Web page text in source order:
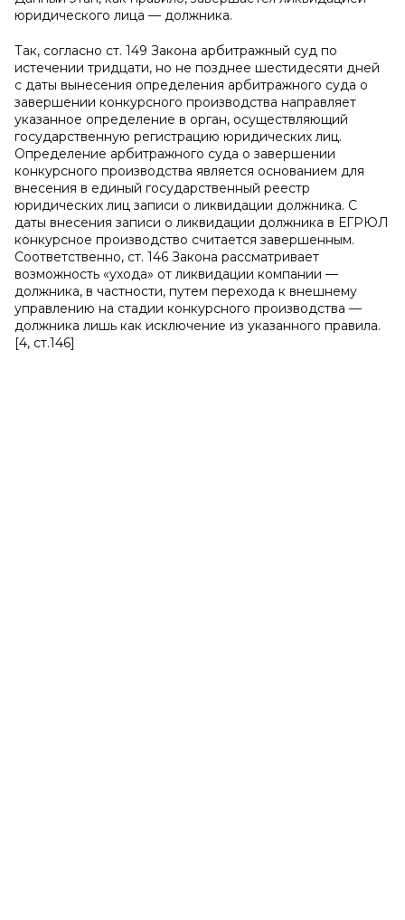
юридического лица — должника.
Так, согласно ст. 149 Закона арбитражный суд по
истечении тридцати, но не позднее шестидесяти дней
с даты вынесения определения арбитражного суда о
завершении конкурсного производства направляет
указанное определение в орган, осуществляющий
государственную регистрацию юридических лиц.
Определение арбитражного суда о завершении
конкурсного производства является основанием для
внесения в единый государственный реестр
юридических лиц записи о ликвидации должника. С
даты внесения записи о ликвидации должника в ЕГРЮЛ
конкурсное производство считается завершенным.
Соответственно, ст. 146 Закона рассматривает
возможность «ухода» от ликвидации компании —
должника, в частности, путем перехода к внешнему
управлению на стадии конкурсного производства —
должника лишь как исключение из указанного правила.
[4, ст.146]